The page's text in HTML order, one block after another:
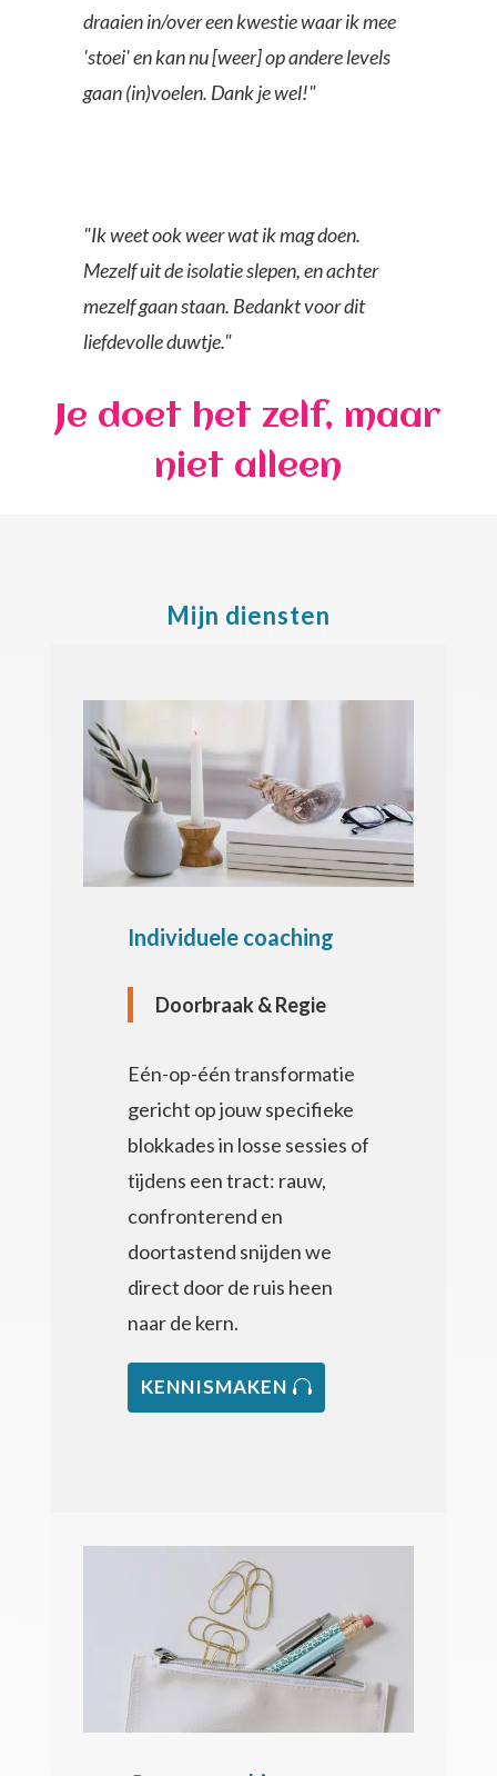
draaien in/over een kwestie waar ik mee
'stoei' en kan nu [weer] op andere levels
gaan (in)voelen. Dank je wel!"
"Ik weet ook weer wat ik mag doen.
Mezelf uit de isolatie slepen, en achter
mezelf gaan staan. Bedankt voor dit
liefdevolle duwtje."
Je doet het zelf, maar
niet alleen
Mijn diensten
Individuele coaching
Doorbraak & Regie
Eén-op-één transformatie
gericht op jouw specifieke
blokkades in losse sessies of
tijdens een tract: rauw,
confronterend en
doortastend snijden we
direct door de ruis heen
naar de kern.
KENNISMAKEN